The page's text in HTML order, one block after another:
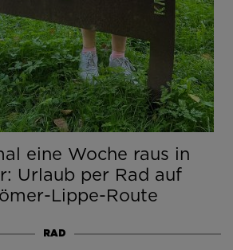
eine Woche raus in
Urlaub per Rad auf
Lippe-Route
RAD